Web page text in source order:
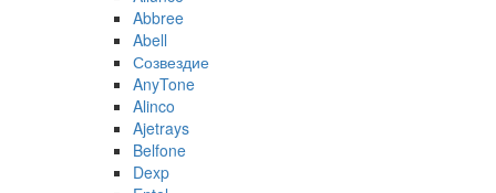
Abbree
Abell
Созвездие
AnyTone
Alinco
Ajetrays
Belfone
Dexp